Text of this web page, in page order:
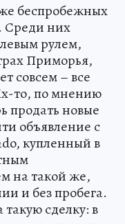
беспробежных
Среди них
рулем,
Приморья,
совсем – все
то, по мнению
продать новые
объявление с
купленный в
на такой же,
и без пробега.
сделку: в